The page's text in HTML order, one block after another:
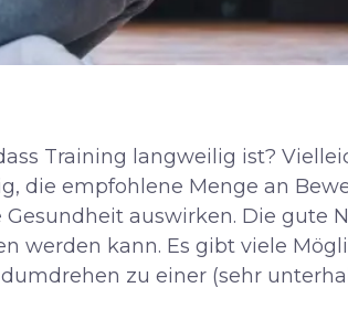
Training langweilig ist?
die empfohlene Menge an
auswirken. Die gute
werden kann. Es gibt viele
zu einer (sehr